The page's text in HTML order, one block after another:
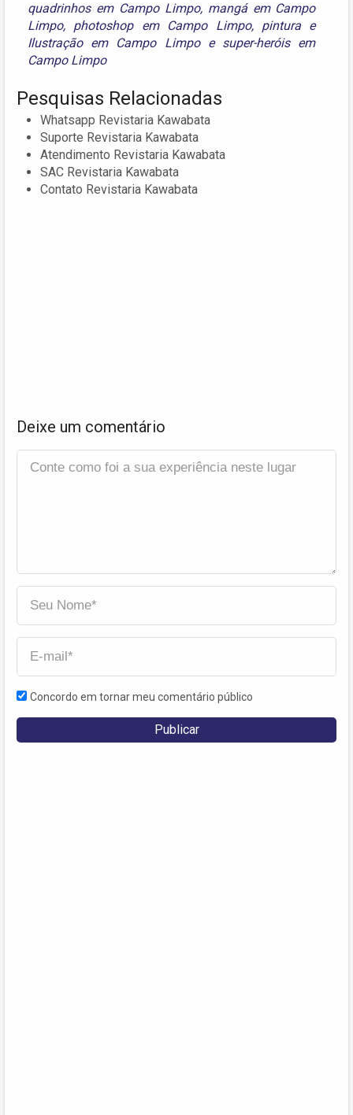
quadrinhos em Campo Limpo, mangá em Campo
Limpo, photoshop em Campo Limpo, pintura e
Ilustração em Campo Limpoe super-heróis em
Campo Limpo
Pesquisas Relacionadas
Whatsapp Revistaria Kawabata
Suporte Revistaria Kawabata
Atendimento Revistaria Kawabata
SAC Revistaria Kawabata
Contato Revistaria Kawabata
Deixe um comentário
Concordo em tornar meu comentário público